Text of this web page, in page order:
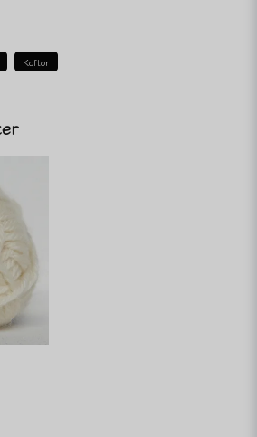
denna produkten...
min fråga
Koftor